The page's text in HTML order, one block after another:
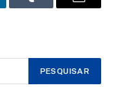
Tumblr Email